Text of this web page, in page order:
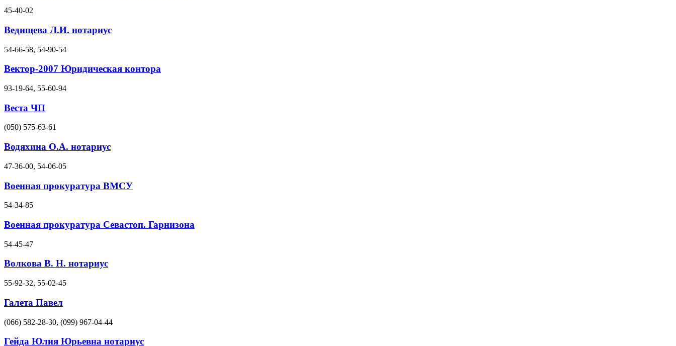
45-40-02
Ведищева Л.И. нотариус
54-66-58, 54-90-54
Вектор-2007 Юридическая контора
93-19-64, 55-60-94
Веста ЧП
(050) 575-63-61
Водяхина О.А. нотариус
47-36-00, 54-06-05
Военная прокуратура ВМСУ
54-34-85
Военная прокуратура Севастоп. Гарнизона
54-45-47
Волкова В. Н. нотариус
55-92-32, 55-02-45
Галета Павел
(066) 582-28-30, (099) 967-04-44
Гейда Юлия Юрьевна нотариус